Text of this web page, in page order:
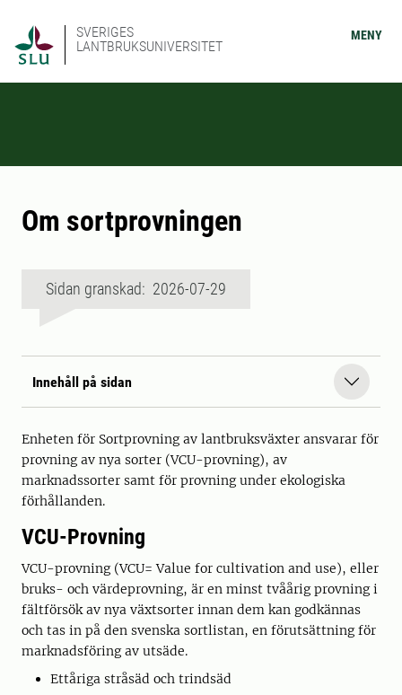
SVERIGES
LANTBRUKSUNIVERSITET
MENY
Om sortprovningen
Sidan granskad: 2026-07-29
Innehåll på sidan
Enheten för Sortprovning av lantbruksväxter ansvarar för
provning av nya sorter (VCU-provning), av
marknadssorter samt för provning under ekologiska
förhållanden.
VCU-Provning
VCU-provning (VCU= Value for cultivation and use), eller
bruks- och värdeprovning, är en minst tvåårig provning i
fältförsök av nya växtsorter innan dem kan godkännas
och tas in på den svenska sortlistan, en förutsättning för
marknadsföring av utsäde.
Ettåriga stråsäd och trindsäd